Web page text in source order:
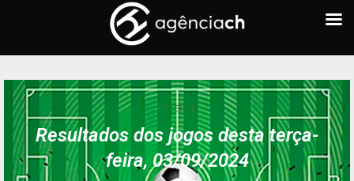
FUTEBOL
Resultados dos jogos desta terça-
feira, 03/09/2024